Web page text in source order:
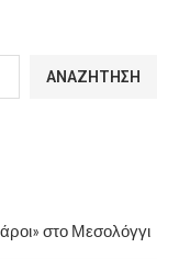
ΑΝΑΖΉΤΗΣΗ
στο Μεσολόγγι